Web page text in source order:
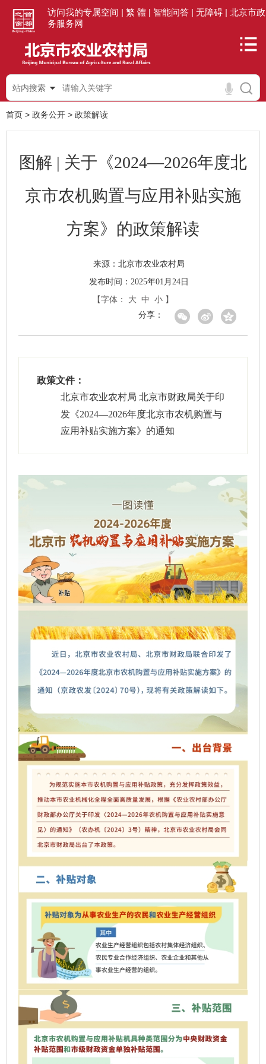
访问我的专属空间 | 繁 體 | 智能问答 | 无障碍 | 北京市政
务服务网
站内搜索
首页 > 政务公开 > 政策解读
图解 | 关于《2024—2026年度北
京市农机购置与应用补贴实施
方案》的政策解读
来源： 北京市农业农村局
发布时间：2025年01月24日
【字体：
大 中 小 】
分享：
政策文件：
北京市农业农村局 北京市财政局关于印
发《2024—2026年度北京市农机购置与
应用补贴实施方案》的通知